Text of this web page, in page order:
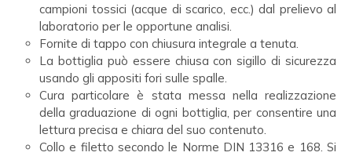
campioni tossici (acque di scarico, ecc.) dal prelievo al
laboratorio per le opportune analisi.
Fornite di tappo con chiusura integrale a tenuta.
La bottiglia può essere chiusa con sigillo di sicurezza
usando gli appositi fori sulle spalle.
Cura particolare è stata messa nella realizzazione
della graduazione di ogni bottiglia, per consentire una
lettura precisa e chiara del suo contenuto.
Collo e filetto secondo le Norme DIN 13316 e 168. Si